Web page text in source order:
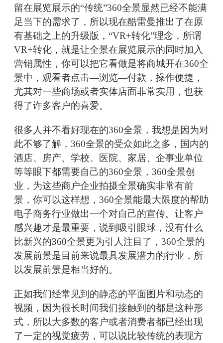
留在展览展示的“传统”360全景显然已经不能满
足当下的需求了，所以现在酷雷曼推出了在原
有基础之上的升级版，“VR+转化”理念，所谓
VR+转化，就是让全景在展览展示的同时加入
营销属性，你可以把它看做是将商城开在360全
景中，观看者点击—浏览—付款，操作便捷，
尤其对一些商场或者实体店面非常实用，也获
得了许多客户的喜爱。
很多人并不看好现在的360全景，我想是因为对
此不够了解，360全景的受众如此之多，国内的
酒店、房产、学校、医院、家居、企事业单位
等等眼下都需要自己的360全景，360全景创
业，为这些商户企业拍摄全景确实非常有前
景，你可以这样想，360全景能最大限度的帮助
电子商务行业做出一个对自己的宣传。让客户
感兴趣才是最重要，说到吸引眼球，没有什么
比新兴的360全景更为引人注目了，360全景的
发展前景是目前来说最具发展潜力的行业，所
以发展前景是相当好的。
正如我们经常见到的静态的平面图片和动态的
视频，因为很长时间我们接触到的都是这种形
式，所以大多数的客户或者消费者都已经出现
了一定的视觉疲劳，可以说比较传统的表现方